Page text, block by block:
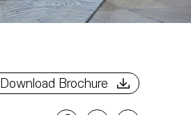
Download Brochure